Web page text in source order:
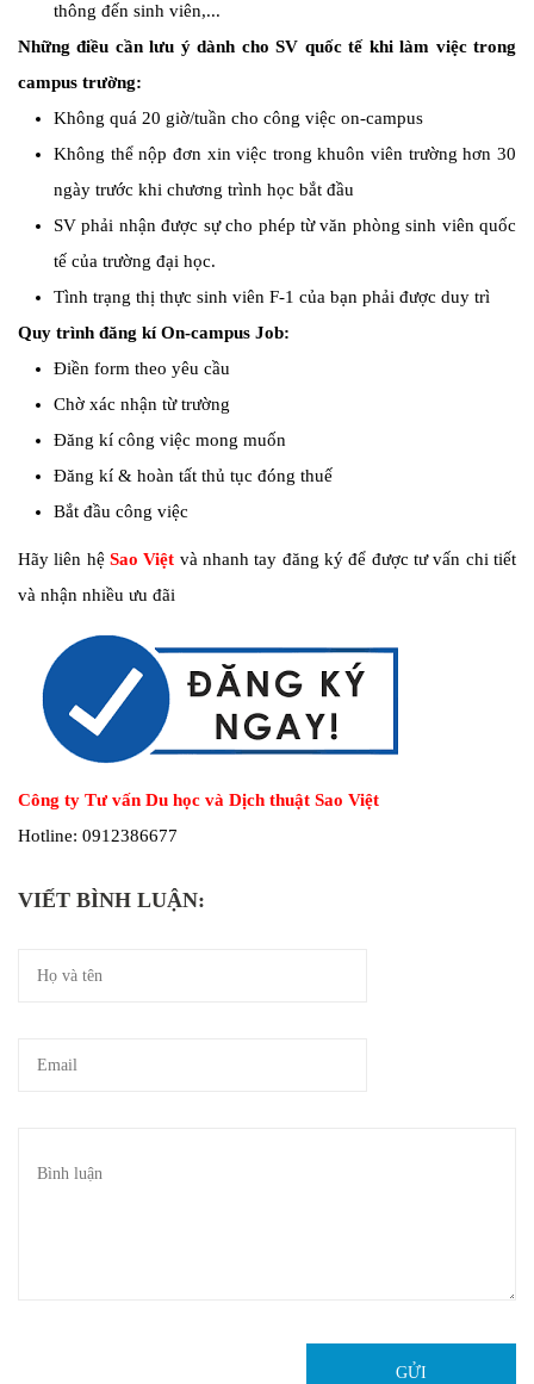
thông đến sinh viên,...
Những điều cần lưu ý dành cho SV quốc tế khi làm việc trong
campus trường:
Không quá 20 giờ/tuần cho công việc on-campus
Không thể nộp đơn xin việc trong khuôn viên trường hơn 30
ngày trước khi chương trình học bắt đầu
SV phải nhận được sự cho phép từ văn phòng sinh viên quốc
tế của trường đại học.
Tình trạng thị thực sinh viên F-1 của bạn phải được duy trì
Quy trình đăng kí On-campus Job:
Điền form theo yêu cầu
Chờ xác nhận từ trường
Đăng kí công việc mong muốn
Đăng kí & hoàn tất thủ tục đóng thuế
Bắt đầu công việc
Hãy liên hệ Sao Việt và nhanh tay đăng ký để được tư vấn chi tiết
và nhận nhiều ưu đãi
Công ty Tư vấn Du học và Dịch thuật Sao Việt
Hotline: 0912386677
VIẾT BÌNH LUẬN:
GỬI